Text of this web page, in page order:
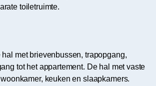
toiletruimte.
hal met brievenbussen, trapopgang,
tot het appartement. De hal met vaste
keuken en slaapkamers.